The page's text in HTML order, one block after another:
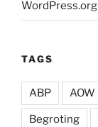
WordPress.org
TAGS
ABP AOW
Begroting